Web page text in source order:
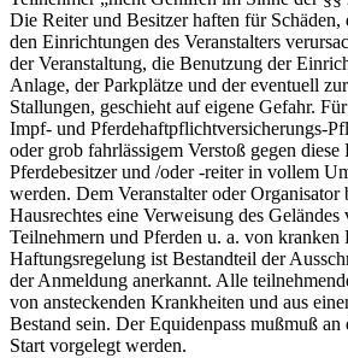
Die Reiter und Besitzer haften für
den Einrichtungen des Veranstalters
der Veranstaltung, die Benutzung der
Anlage, der Parkplätze und der eventuell
Stallungen, geschieht auf eigene Gefahr.
Impf- und Pferdehaftpflichtversicherungs-
oder grob fahrlässigem Verstoß gegen
Pferdebesitzer und /oder -reiter in vollem
werden. Dem Veranstalter oder Organisator
Hausrechtes eine Verweisung des
Teilnehmern und Pferden u. a. von kranken
Haftungsregelung ist Bestandteil der
der Anmeldung anerkannt. Alle
von ansteckenden Krankheiten und aus
Bestand sein. Der Equidenpass mußmuß
Start vorgelegt werden.